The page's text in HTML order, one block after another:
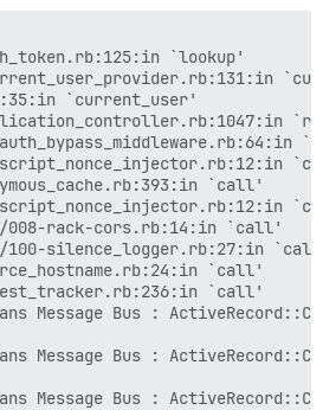
`lookup'
`current_user'
`call'
rack-cors.rb:14:in `call'
silence_logger.rb:27:in
`call'
`call'
Message Bus :
Message Bus :
Message Bus :